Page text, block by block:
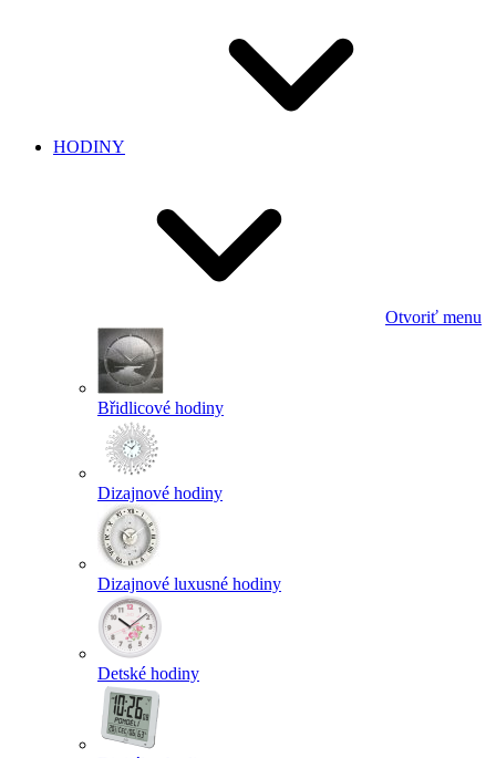
HODINY
Otvoriť menu
Břidlicové hodiny
Dizajnové hodiny
Dizajnové luxusné hodiny
Detské hodiny